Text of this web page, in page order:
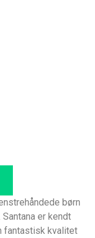
børn
er kendt
fantastisk kvalitet